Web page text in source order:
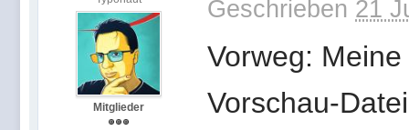
Mitglieder
Geschrieben 21
Vorweg:
Vorschau-